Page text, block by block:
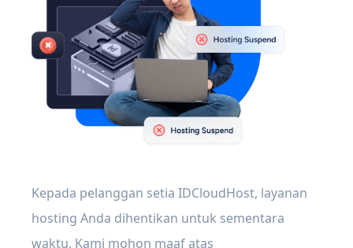
Kepada pelanggan setia IDCloudHost, layanan
hosting Anda dihentikan untuk sementara
waktu. Kami mohon maaf atas